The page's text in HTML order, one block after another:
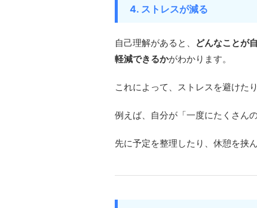
4. ストレスが減る
自己理解があると、 どんなことが
軽減できるかがわかります。
これによって、ストレスを避けた
例えば、自分が「一度にたくさん
先に予定を整理したり、休憩を挟